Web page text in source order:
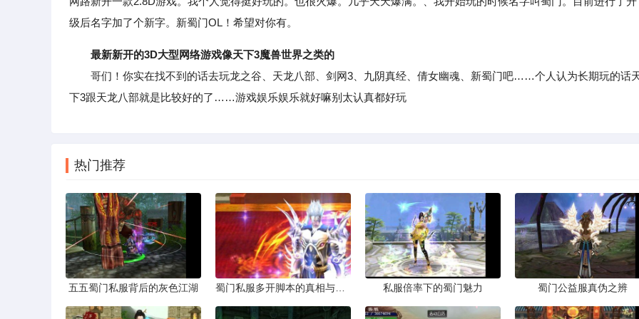
级后名字加了个新字。新蜀门OL！希望对你有。
最新新开的3D大型网络游戏像天下3魔兽世界之类的
哥们！你实在找不到的话去玩龙之谷、天龙八部、剑网3、九阴真经、倩女幽魂、新蜀门吧……个人认为长期玩的话
下3跟天龙八部就是比较好的了……游戏娱乐娱乐就好嘛别太认真都好玩
热门推荐
五五蜀门私服背后的灰色江湖 私服倍率下的蜀门魅力 蜀门公益服真伪之辨